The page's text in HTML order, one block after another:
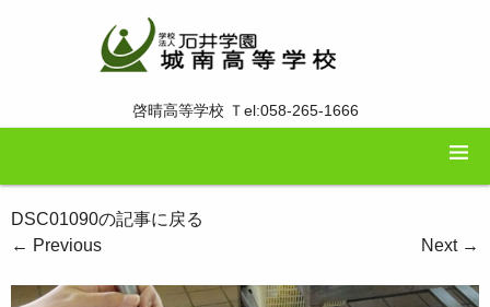
啓晴高等学校 Ｔel:058-265-1666
DSC01090の記事に戻る
← Previous Next →